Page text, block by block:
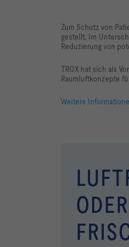
Zum Schutz von
gestellt. Im
Reduzierung von
TROX hat sich als
Raumluftkonzepte
Weitere
ODER